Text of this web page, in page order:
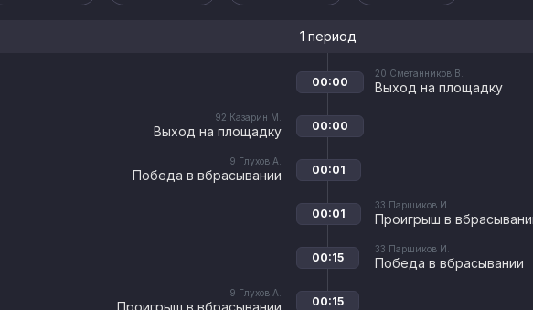
1 период
20 Сметанников В.
Выход на площадку
00:00
92 Казарин М.
Выход на площадку 00:00
9 Глухов А.
Победа в вбрасывании 00:01
33 Паршиков И.
Проигрыш в
00:01
33 Паршиков И.
Победа в вбрасывании
00:15
9 Глухов А.
Проигрыш в вбрасывании 00:15